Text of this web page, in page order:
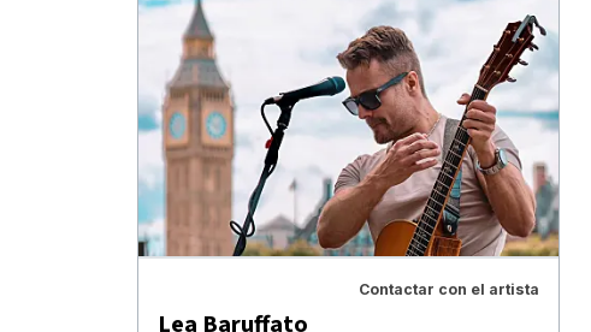
Contactar con el artista